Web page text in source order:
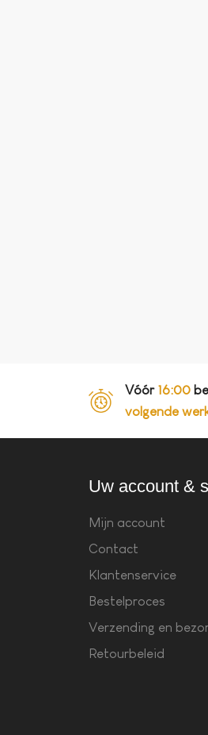
Vóór 16:00
volgende
Uw account &
Mijn account
Contact
Klantenservice
Bestelproces
Verzending en
Retourbeleid